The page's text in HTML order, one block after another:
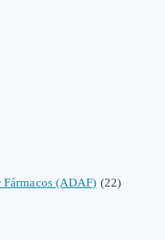
Fármacos (ADAF) (22)